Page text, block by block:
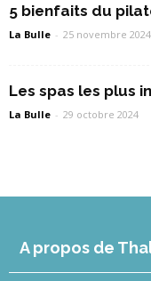
5 bienfaits du
La Bulle - 25 novembre 2024
Les spas les plus
La Bulle - 29 octobre 2024
A propos de